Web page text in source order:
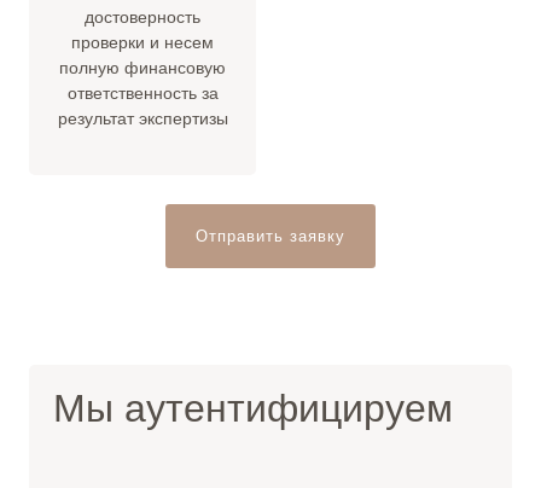
достоверность
проверки и несем
полную финансовую
ответственность за
результат экспертизы
Отправить заявку
Мы аутентифицируем